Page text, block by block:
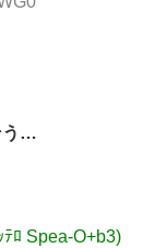
う…
ﾛ Spea-O+b3)